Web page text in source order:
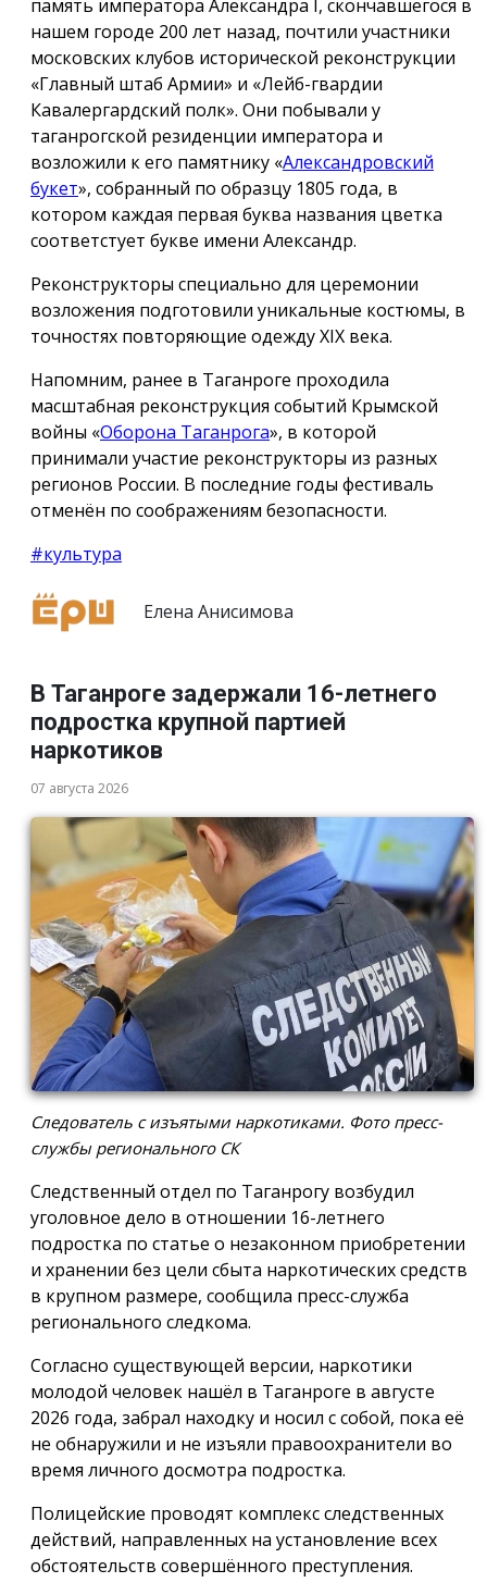
память императора Александра I, скончавшегося в
нашем городе 200 лет назад, почтили участники
московских клубов исторической реконструкции
«Главный штаб Армии» и «Лейб-гвардии
Кавалергардский полк». Они побывали у
таганрогской резиденции императора и
возложили к его памятнику «Александровский
букет», собранный по образцу 1805 года, в
котором каждая первая буква названия цветка
соответстует букве имени Александр.
Реконструкторы специально для церемонии
возложения подготовили уникальные костюмы, в
точностях повторяющие одежду ХIX века.
Напомним, ранее в Таганроге проходила
масштабная реконструкция событий Крымской
войны «Оборона Таганрога», в которой
принимали участие реконструкторы из разных
регионов России. В последние годы фестиваль
отменён по соображениям безопасности.
#культура
Елена Анисимова
В Таганроге задержали 16-летнего
подростка крупной партией
наркотиков
07 августа 2026
Следователь с изъятыми наркотиками. Фото пресс-
службы регионального СК
Следственный отдел по Таганрогу возбудил
уголовное дело в отношении 16-летнего
подростка по статье о незаконном приобретении
и хранении без цели сбыта наркотических средств
в крупном размере, сообщила пресс-служба
регионального следкома.
Согласно существующей версии, наркотики
молодой человек нашёл в Таганроге в августе
2026 года, забрал находку и носил с собой, пока её
не обнаружили и не изъяли правоохранители во
время личного досмотра подростка.
Полицейские проводят комплекс следственных
действий, направленных на установление всех
обстоятельств совершённого преступления.